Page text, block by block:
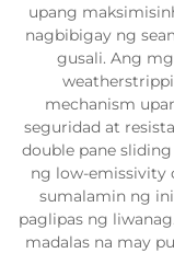
upang
nagbibigay ng
gusali. Ang
mechanism
seguridad at
double pane
ng low-emissivity
sumalamin ng
paglipas ng
madalas na may